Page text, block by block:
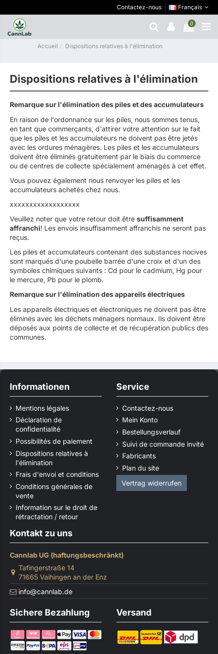
Contactez-nous Français
0
Accueil Dispositions relatives à l'élimination
Dispositions relatives à l'élimination
Remarque sur l'élimination des piles et des accumulateurs
En raison de l'ordonnance sur les piles, nous sommes tenus,
en tant que commerçants, d'attirer votre attention sur le fait
que les piles et les accumulateurs ne doivent pas être jetés
avec les ordures ménagères. Les piles et les accumulateurs
doivent être éliminés gratuitement par le biais du commerce
ou de centres de collecte spécialement aménagés à cet effet.
Vous pouvez également nous renvoyer les piles et les
accumulateurs achetés chez nous.
xxxxxxxxxxxxxxxxxx
Veuillez noter que votre retour doit être suffisamment
affranchi! Les envois insuffisamment affranchis ne seront pas
reçus.
Les piles et accumulateurs contenant des substances nocives
sont marqués d'une poubelle barrée d'une croix et d'un des
symboles chimiques suivants : Cd pour le cadmium, Hg pour
le mercure, Pb pour le plomb.
Remarque sur l'élimination des appareils électriques
Les appareils électriques et électroniques ne doivent pas être
éliminés avec les déchets ménagers normaux. Ils doivent être
déposés aux points de collecte et de récupération publics des
communes.
Informationen
Mentions légales
Déclaration de
confidentialité
Possibilités de paiement
Dispositions relatives à
l'élimination
Frais d'envoi et conditions
Conditions générales de
vente
Information sur le droit de
rétractation / retour
Service
Contactez-nous
Mein Konto
Bestellungsverlauf
Suivi de commande invité
Fabricants
Plan du site
Vertrag widerrufen
Kontakt zu uns
Cannlab UG (haftungsbeschränkt)
Tafingerstraße 14
71665 Vaihingen an der Enz
info@cannlab.de
Sichere Bezahlung Versand